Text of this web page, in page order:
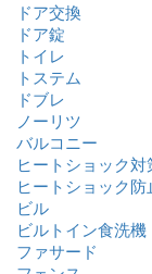
ドア交換
ドア錠
トイレ
トステム
ドブレ
ノーリツ
バルコニー
ヒートショック対
ヒートショック防
ビル
ビルトイン食洗機
ファサード